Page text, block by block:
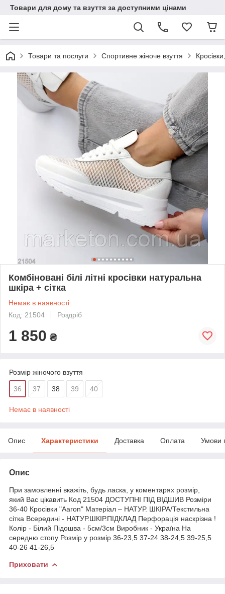
Товари для дому та взуття за доступними цінами
Товари та послуги Спортивне жіноче взуття
Комбіновані білі літні кросівки натуральна
шкіра + сітка
Немає в наявності
Код: 21504
Роздріб
1 850 ₴
Розмір жіночого взуття
36 37 38 39 40
Немає в наявності
Опис Характеристики Доставка Оплата Умови
Опис
При замовленні вкажіть, будь ласка, у коментарях розмір,
який Вас цікавить Код 21504 ДОСТУПНІ ПІД ВІДШИВ Розміри
36-40 Кросівки "Aaron" Матеріал – НАТУР. ШКІРА/Текстильна
сітка Всередині - НАТУР.ШКІР.ПІДКЛАД Перфорація наскрізна !
Колір - Білий Підошва - 5см/3см Виробник - Україна На
середню стопу Розмір у розмір 36-23,5 37-24 38-24,5 39-25,5
40-26 41-26,5
Приховати